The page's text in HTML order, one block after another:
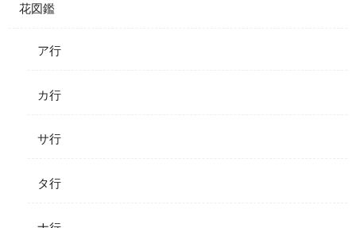
花図鑑
ア行
カ行
サ行
タ行